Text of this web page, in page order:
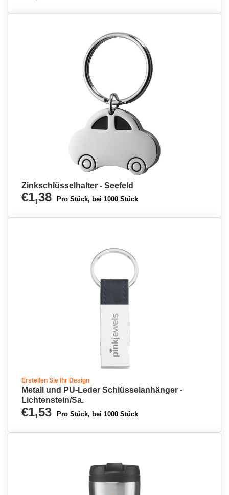
Zinkschlüsselhalter - Seefeld
€1,38 Pro Stück, bei 1000 Stück
Erstellen Sie Ihr Design
Metall und PU-Leder Schlüsselanhänger -
Lichtenstein/Sa.
€1,53 Pro Stück, bei 1000 Stück